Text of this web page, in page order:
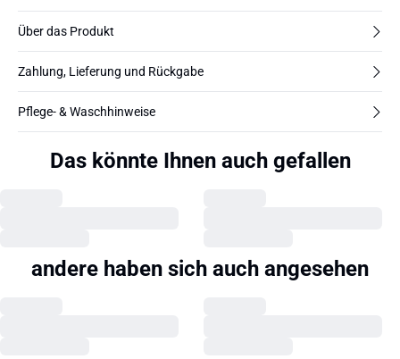
Über das Produkt
Zahlung, Lieferung und Rückgabe
Pflege- & Waschhinweise
Das könnte Ihnen auch gefallen
andere haben sich auch angesehen